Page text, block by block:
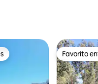
huéspedes Favorito
Favorito